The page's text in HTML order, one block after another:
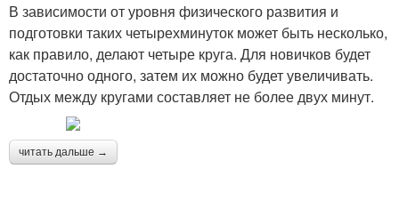
В зависимости от уровня физического развития и
подготовки таких четырехминуток может быть несколько,
как правило, делают четыре круга. Для новичков будет
достаточно одного, затем их можно будет увеличивать.
Отдых между кругами составляет не более двух минут.
читать дальше →